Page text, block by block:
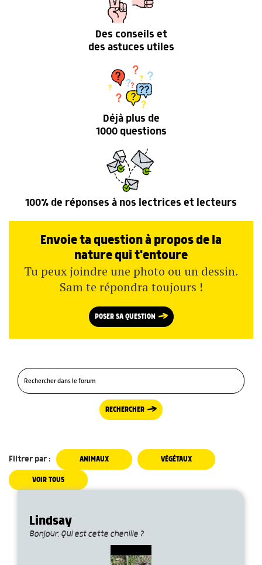
Des conseils et
des astuces utiles
Déjà plus de
1000 questions
100% de réponses à nos lectrices et lecteurs
Envoie ta question à propos de la
nature qui t'entoure
Tu peux joindre une photo ou un dessin.
Sam te répondra toujours !
POSER SA QUESTION
RECHERCHER
Filtrer par : ANIMAUX VÉGÉTAUX
VOIR TOUS
Lindsay
Bonjour, Qui est cette chenille ?